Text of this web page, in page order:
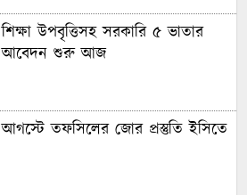
শিক্ষা উপবৃত্তিসহ সরকারি ৫ ভাতার
আবেদন শুরু আজ
আগস্টে তফসিলের জোর প্রস্তুতি ইসিতে